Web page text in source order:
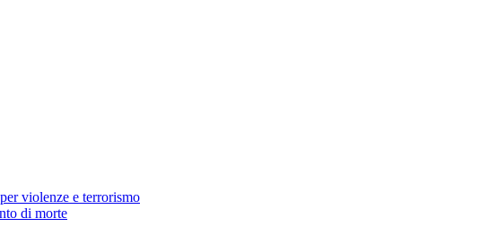
violenze e terrorismo
di morte